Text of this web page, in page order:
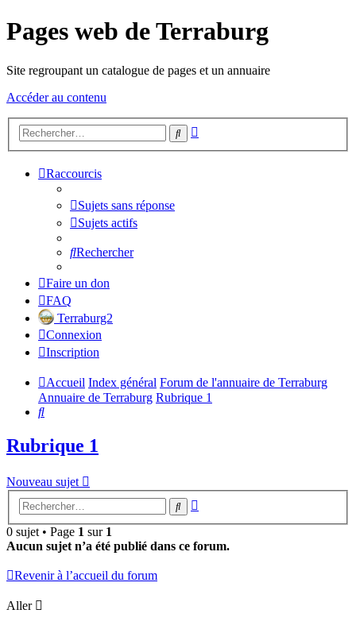
Pages web de Terraburg
Site regroupant un catalogue de pages et un annuaire
Accéder au contenu
Rechercher
Raccourcis
Sujets sans réponse
Sujets actifs
Rechercher
Faire un don
FAQ
Terraburg2
Connexion
Inscription
Accueil Index général Forum de l'annuaire de Terraburg
Annuaire de Terraburg Rubrique 1
Rechercher
Rubrique 1
Nouveau sujet
Rechercher
0 sujet • Page 1 sur 1
Aucun sujet n’a été publié dans ce forum.
Revenir à l’accueil du forum
Aller